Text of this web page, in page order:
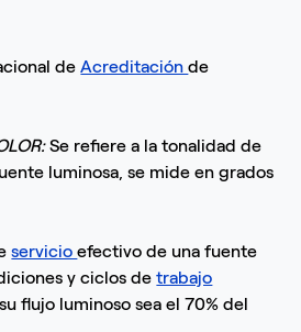
deAcreditaciónde
Se refiere a la tonalidad de
luminosa, se mide en grados
servicioefectivo de una fuente
y ciclos detrabajo
flujo luminoso sea el 70% del